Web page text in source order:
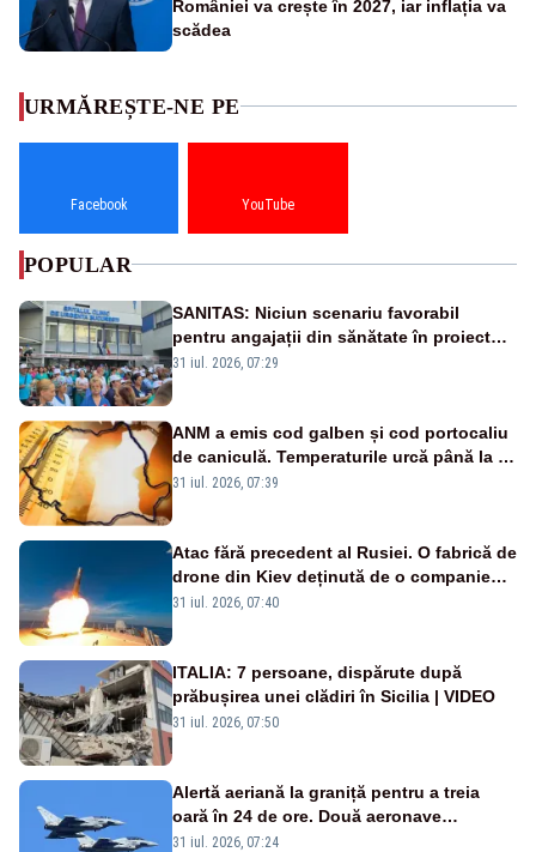
României va crește în 2027, iar inflația va
scădea
URMĂREȘTE-NE PE
Facebook YouTube
POPULAR
SANITAS: Niciun scenariu favorabil
pentru angajații din sănătate în proiectul
Legii salarizării
31 iul. 2026, 07:29
ANM a emis cod galben și cod portocaliu
de caniculă. Temperaturile urcă până la 38
de grade, iar nopțile devin tropicale
31 iul. 2026, 07:39
Atac fără precedent al Rusiei. O fabrică de
drone din Kiev deținută de o companie
americană, distrusă de o rachetă
31 iul. 2026, 07:40
ITALIA: 7 persoane, dispărute după
prăbușirea unei clădiri în Sicilia | VIDEO
31 iul. 2026, 07:50
Alertă aeriană la graniță pentru a treia
oară în 24 de ore. Două aeronave
Eurofighter britanice au fost ridicate de la
31 iul. 2026, 07:24